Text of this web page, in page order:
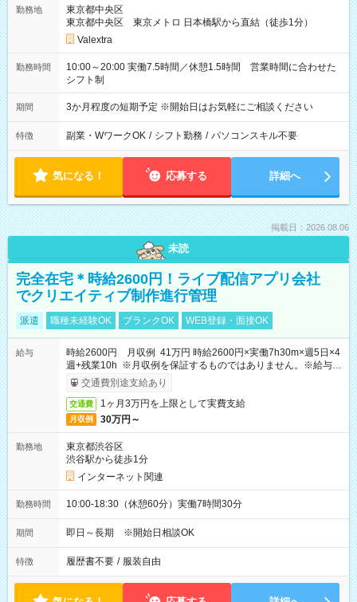
勤務地
東京都中央区
東京都中央区 東京メトロ 日本橋駅から直結（徒歩1分）
Valextra
勤務時間
10:00～20:00 実働7.5時間／休憩1.5時間 営業時間に合わせた
シフト制
期間 3か月程度の短期予定 ※開始日はお気軽にご相談ください
特徴 副業・WワークOK / シフト勤務 / パソコンスキル不要
気になる！ 応募する 詳細へ
掲載日：2026.08.06
未読
完全在宅＊時給2600円！ライブ配信アプリ会社
でクリエイティブ制作進行管理
派遣 職種未経験OK ブランクOK WEB登録・面接OK
給与
時給2600円 月収例 41万円 時給2600円×実働7h30m×週5日×4
週+残業10h ※月収例を保証するものではありません。※給与即
受取りサービス利用可（利用条件有）
交通費別途支給あり
交通費 1ヶ月3万円を上限として実費支給
月収例 30万円～
勤務地
東京都渋谷区
渋谷駅から徒歩1分
インターネット関連
勤務時間 10:00-18:30（休憩60分）実働7時間30分
期間 即日～長期 ※開始日相談OK
特徴 履歴書不要 / 服装自由